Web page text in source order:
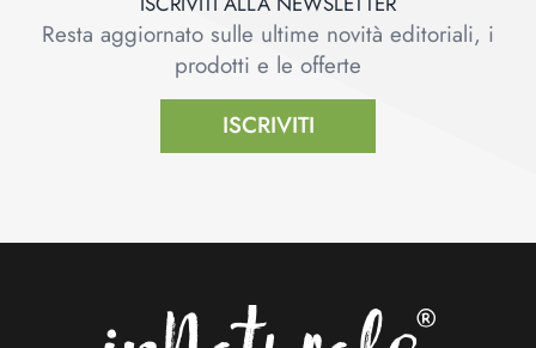
Resta aggiornato sulle ultime novità editoriali, i
prodotti e le offerte
ISCRIVITI